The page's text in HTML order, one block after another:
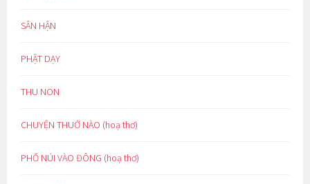
SÂN HẬN
PHẬT DẠY
THU NON
CHUYỆN THUỞ NÀO (hoạ thơ)
PHỐ NÚI VÀO ĐÔNG (hoạ thơ)